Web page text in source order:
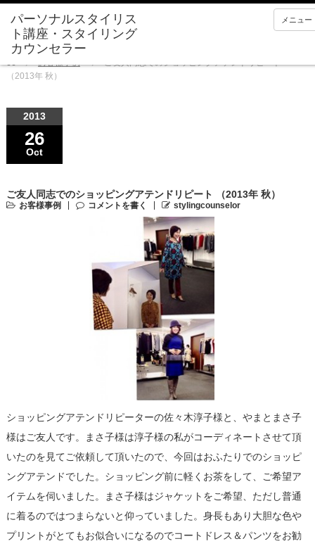
メニュー
お客様事例
ご友人同志でのショッピングアテンドリピート
（2013年 秋）
2013
26
Oct
ご友人同志でのショッピングアテンドリピート （2013年 秋）
お客様事例 コメントを書く stylingcounselor
ショッピングアテンドリピーターの佐々木淳子様と、やまとまさ子
様はご友人です。まさ子様は淳子様の私がコーディネートさせて頂
いたのを見てご依頼して頂いたので、今回はおふたりでのショッピ
ングアテンドでした。ショッピング前に軽くお茶をして、ご希望ア
イテムを伺いました。まさ子様はジャケットをご希望、ただし普通
に着るのではつまらないと仰っていました。身長もあり大胆な色や
プリントがとてもお似合いになるのでコートドレス＆パンツをお勧